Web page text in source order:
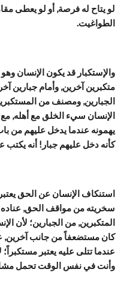
لو يتاح له فرصة, أو لو يعطى
الطواغيت.
والإستكبار قد يكون
متكبرين آخرين, وأمام
الجبارين, ومصنف من
الإنسان سيء الخلق مع أهله,
يهمونه عندما يدخل عليهم من
كأنه دخل عليهم جبار! أنه يكتب
استنكاف الإنسان عن الحق
سخريته من مواقف الحق, عناده
المتكبرين, من الجبارين؛ لأن
كان مستضعفاً من جانب آخرين,
عندما تتلى عليه يعتبر
وأنت في نفس الوقت تحمل